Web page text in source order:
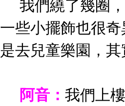
我們繞了幾圈，
一些小擺飾也很
是去兒童樂園，
阿音： 我們上